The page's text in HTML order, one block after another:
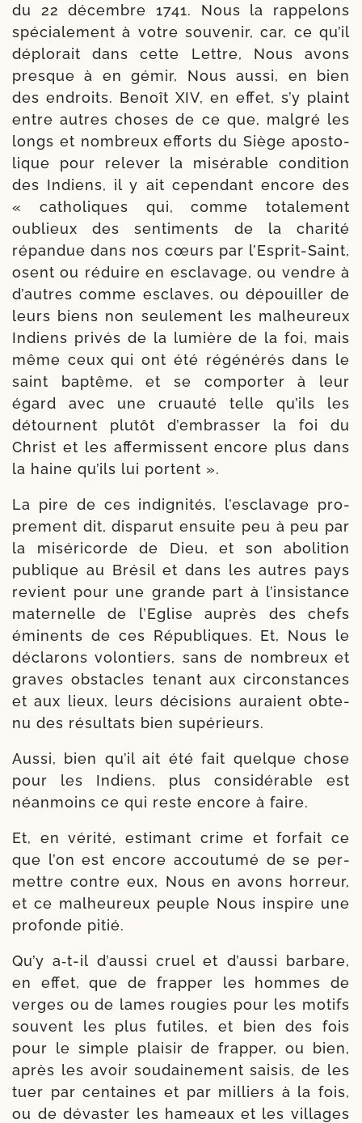
du 22 décembre 1741. Nous la rap­pe­lons
spé­cia­le­ment à votre sou­ve­nir, car, ce qu’il
déplo­rait dans cette Lettre, Nous avons
presque à en gémir, Nous aus­si, en bien
des endroits. Benoît XIV, en effet, s’y plaint
entre autres choses de ce que, mal­gré les
longs et nom­breux efforts du Siège apos­to­
lique pour rele­ver la misé­rable condi­tion
des Indiens, il y ait cepen­dant encore des
« catho­liques qui, comme tota­lement
oublieux des sen­ti­ments de la cha­ri­té
répan­due dans nos cœurs par l’Esprit-Saint,
osent ou réduire en escla­vage, ou vendre à
d’autres comme esclaves, ou dépouiller de
leurs biens non seule­ment les mal­heureux
Indiens pri­vés de la lumière de la foi, mais
même ceux qui ont été régé­né­rés dans le
saint bap­tême, et se com­por­ter à leur
égard avec une cruau­té telle qu’ils les
détournent plu­tôt d’embrasser la foi du
Christ et les affer­missent encore plus dans
la haine qu’ils lui portent ».
La pire de ces indi­gni­tés, l’esclavage pro­
pre­ment dit, dis­pa­rut ensuite peu à peu par
la misé­ri­corde de Dieu, et son abo­li­tion
publique au Brésil et dans les autres pays
revient pour une grande part à l’insistance
mater­nelle de l’Eglise auprès des chefs
émi­nents de ces Répu­bliques. Et, Nous le
décla­rons volon­tiers, sans de nom­breux et
graves obs­tacles tenant aux cir­cons­tances
et aux lieux, leurs déci­sions auraient obte­
nu des résul­tats bien supérieurs.
Aussi, bien qu’il ait été fait quelque chose
pour les Indiens, plus consi­dé­rable est
néan­moins ce qui reste encore à faire.
Et, en véri­té, esti­mant crime et for­fait ce
que l’on est encore accou­tumé de se per­
mettre contre eux, Nous en avons hor­reur,
et ce mal­heureux peuple Nous ins­pire une
pro­fonde pitié.
Qu’y a‑t-​il d’aussi cruel et d’aussi bar­bare,
en effet, que de frap­per les hommes de
verges ou de lames rou­gies pour les motifs
sou­vent les plus futiles, et bien des fois
pour le simple plai­sir de frap­per, ou bien,
après les avoir sou­dai­ne­ment sai­sis, de les
tuer par cen­taines et par mil­liers à la fois,
ou de dévas­ter les hameaux et les vil­lages